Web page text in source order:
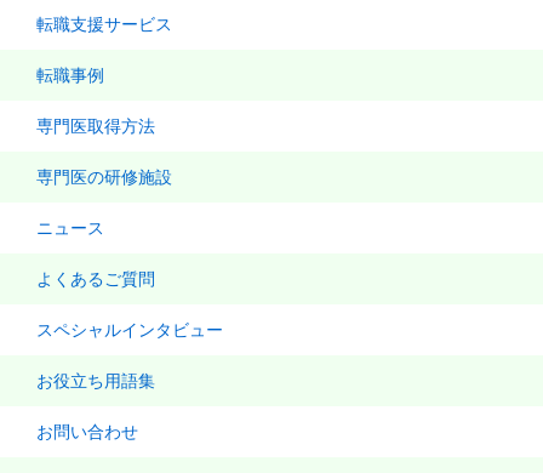
転職支援サービス
転職事例
専門医取得方法
専門医の研修施設
ニュース
よくあるご質問
スペシャルインタビュー
お役立ち用語集
お問い合わせ